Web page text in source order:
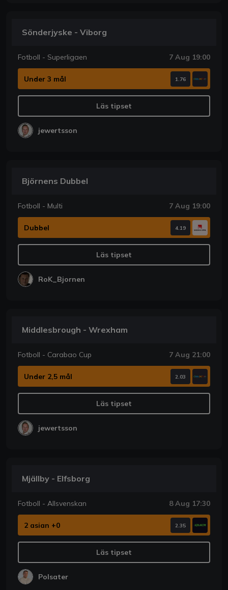
Sönderjyske - Viborg
Fotboll - Superligaen 7 Aug 19:00
Under 3 mål 1.76
Läs tipset
jewertsson
Björnens Dubbel
Fotboll - Multi 7 Aug 19:00
Dubbel 4.19
Läs tipset
RoK_Bjornen
Middlesbrough - Wrexham
Fotboll - Carabao Cup 7 Aug 21:00
Under 2,5 mål 2.03
Läs tipset
jewertsson
Mjällby - Elfsborg
Fotboll - Allsvenskan 8 Aug 17:30
2 asian +0 2.35
Läs tipset
Polsater